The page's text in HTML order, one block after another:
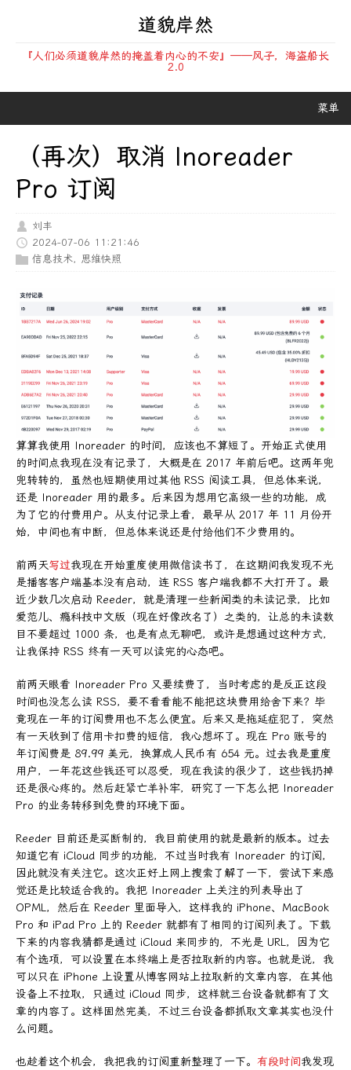
道貌岸然
『人们必须道貌岸然的掩盖着内心的不安』——风子，海盗船长
2.0
菜单
（再次）取消 Inoreader
Pro 订阅
刘丰
2024-07-06 11:21:46
信息技术, 思维快照
算算我使用 Inoreader 的时间，应该也不算短了。开始正式使用
的时间点我现在没有记录了，大概是在 2017 年前后吧。这两年兜
兜转转的，虽然也短期使用过其他 RSS 阅读工具，但总体来说，
还是 Inoreader 用的最多。后来因为想用它高级一些的功能，成
为了它的付费用户。从支付记录上看，最早从 2017 年 11 月份开
始，中间也有中断，但总体来说还是付给他们不少费用的。
前两天写过我现在开始重度使用微信读书了，在这期间我发现不光
是播客客户端基本没有启动，连 RSS 客户端我都不大打开了。最
近少数几次启动 Reeder，就是清理一些新闻类的未读记录，比如
爱范儿、瘾科技中文版（现在好像改名了）之类的，让总的未读数
目不要超过 1000 条，也是有点无聊吧，或许是想通过这种方式，
让我保持 RSS 终有一天可以读完的心态吧。
前两天眼看 Inoreader Pro 又要续费了，当时考虑的是反正这段
时间也没怎么读 RSS，要不看看能不能把这块费用给舍下来？毕
竟现在一年的订阅费用也不怎么便宜。后来又是拖延症犯了，突然
有一天收到了信用卡扣费的短信，我心想坏了。现在 Pro 账号的
年订阅费是 89.99 美元，换算成人民币有 654 元。过去我是重度
用户，一年花这些钱还可以忍受，现在我读的很少了，这些钱扔掉
还是很心疼的。然后赶紧亡羊补牢，研究了一下怎么把 Inoreader
Pro 的业务转移到免费的环境下面。
Reeder 目前还是买断制的，我目前使用的就是最新的版本。过去
知道它有 iCloud 同步的功能，不过当时我有 Inoreader 的订阅，
因此就没有关注它。这次正好上网上搜索了解了一下，尝试下来感
觉还是比较适合我的。我把 Inoreader 上关注的列表导出了
OPML，然后在 Reeder 里面导入，这样我的 iPhone、MacBook
Pro 和 iPad Pro 上的 Reeder 就都有了相同的订阅列表了。下载
下来的内容我猜都是通过 iCloud 来同步的，不光是 URL，因为它
有个选项，可以设置在本终端上是否拉取新的内容。也就是说，我
可以只在 iPhone 上设置从博客网站上拉取新的文章内容，在其他
设备上不拉取，只通过 iCloud 同步，这样就三台设备就都有了文
章的内容了。这样固然完美，不过三台设备都抓取文章其实也没什
么问题。
也趁着这个机会，我把我的订阅重新整理了一下。 有段时间我发现